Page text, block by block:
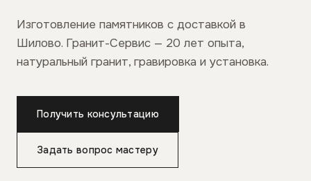
Изготовление памятников с доставкой в
Шилово. Гранит-Сервис — 20 лет опыта,
натуральный гранит, гравировка и установка.
Получить консультацию
Задать вопрос мастеру